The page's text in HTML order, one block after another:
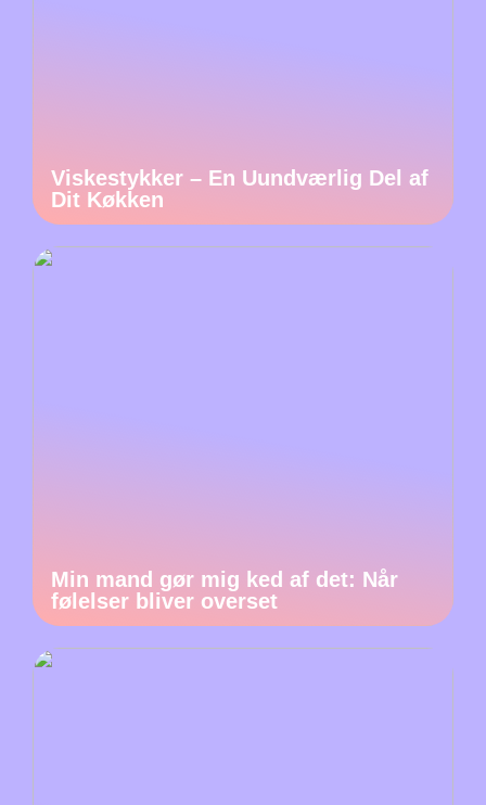
Viskestykker – En Uundværlig Del af
Dit Køkken
Min mand gør mig ked af det: Når
følelser bliver overset